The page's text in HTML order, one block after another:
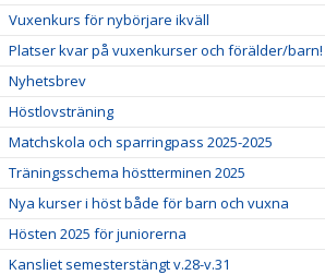
Vuxenkurs för nybörjare ikväll
Platser kvar på vuxenkurser och förälder/barn!
Nyhetsbrev
Höstlovsträning
Matchskola och sparringpass 2025-2025
Träningsschema höstterminen 2025
Nya kurser i höst både för barn och vuxna
Hösten 2025 för juniorerna
Kansliet semesterstängt v.28-v.31